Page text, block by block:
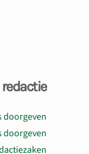
doorgeven
doorgeven